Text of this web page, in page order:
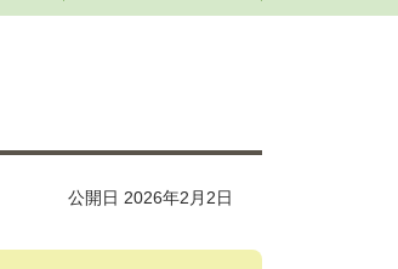
公開日 2026年2月2日